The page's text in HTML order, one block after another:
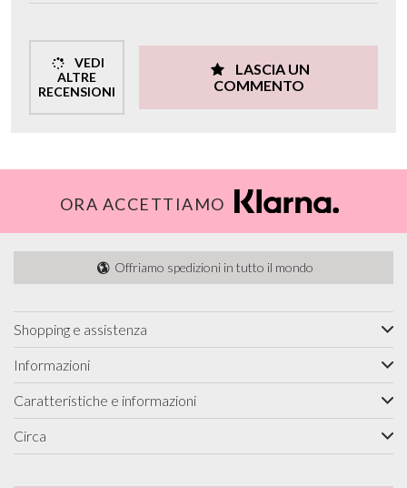
VEDI
ALTRE
RECENSIONI
LASCIA UN
COMMENTO
ORA ACCETTIAMO
Offriamo spedizioni in tutto il mondo
Shopping e assistenza
Informazioni
Caratteristiche e informazioni
Circa